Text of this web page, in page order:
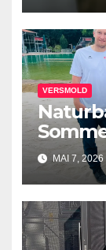
VERSMOLD
MAI 7, 2026